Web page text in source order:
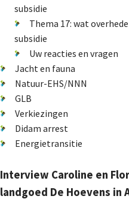
subsidie
Thema 17: wat
subsidie
Uw reacties en vragen
Jacht en fauna
Natuur-EHS/NNN
GLB
Verkiezingen
Didam arrest
Energietransitie
Interview Caroline en
landgoed De Hoevens in